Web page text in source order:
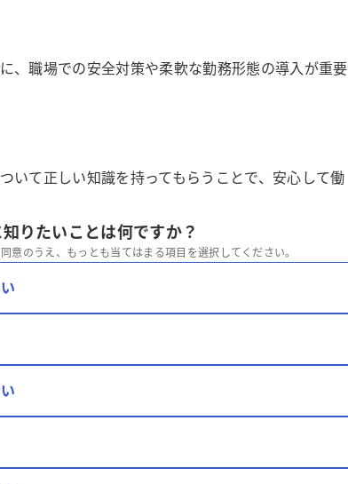
、職場での安全対策や柔軟な勤務形態の導入が重要
いて正しい知識を持ってもらうことで、安心して働
りたいことは何ですか？
意のうえ、もっとも当てはまる項目を選択してください。